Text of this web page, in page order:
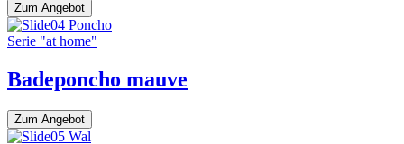
Zum Angebot
Serie "at home"
Badeponcho mauve
Zum Angebot